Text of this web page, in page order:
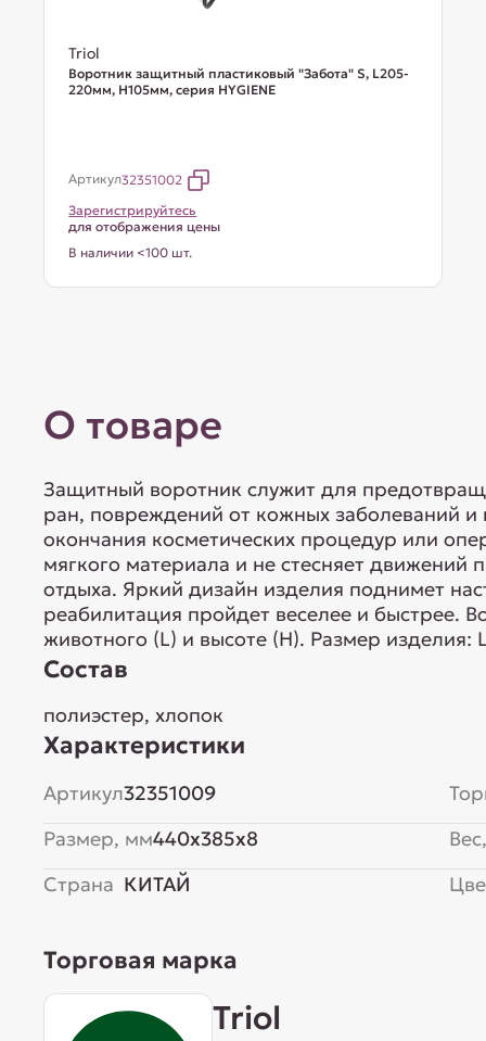
Triol
Воротник защитный пластиковый "Забота" S, L205-
220мм, H105мм, серия HYGIENE
Артикул32351002
Зарегистрируйтесь
для отображения цены
В наличии <100 шт.
О товаре
Защитный воротник служит для
ран, повреждений от кожных заболеваний и
окончания косметических процедур или
мягкого материала и не стесняет
отдыха. Яркий дизайн изделия поднимет
реабилитация пройдет веселее и быстрее.
животного (L) и высоте (H). Размер
Состав
полиэстер, хлопок
Характеристики
Артикул32351009
Размер, мм440x385x8
Страна КИТАЙ
Торговая марка
Triol